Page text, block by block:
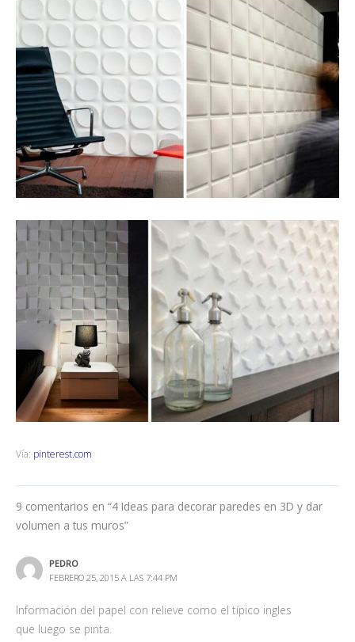
Vía: pinterest.com
9 comentarios en “4 Ideas para decorar paredes en 3D y dar
volumen a tus muros”
PEDRO
FEBRERO 25, 2015 A LAS 7:44 PM
Información del papel con relieve como el típico ingles
que luego se pinta.